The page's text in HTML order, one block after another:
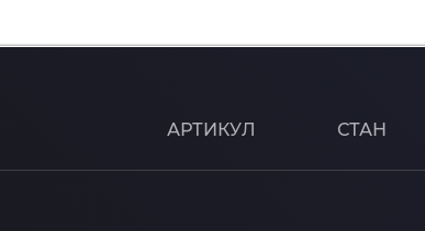
АРТИКУЛ СТАН